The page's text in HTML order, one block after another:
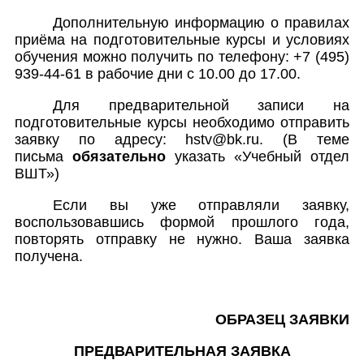
Дополнительную информацию о правилах
приёма на подготовительные курсы и условиях
обучения можно получить по телефону: +7 (495)
939-44-61 в рабочие дни с 10.00 до 17.00.
Для предварительной записи на
подготовительные курсы необходимо отправить
заявку по адресу:
hstv@bk.ru.
(В теме
письма обязательно указать «Учебный отдел
ВШТ»)
Если вы уже отправляли заявку,
воспользовавшись формой прошлого года,
повторять отправку не нужно. Ваша заявка
получена.
ОБРАЗЕЦ ЗАЯВКИ
ПРЕДВАРИТЕЛЬНАЯ ЗАЯВКА